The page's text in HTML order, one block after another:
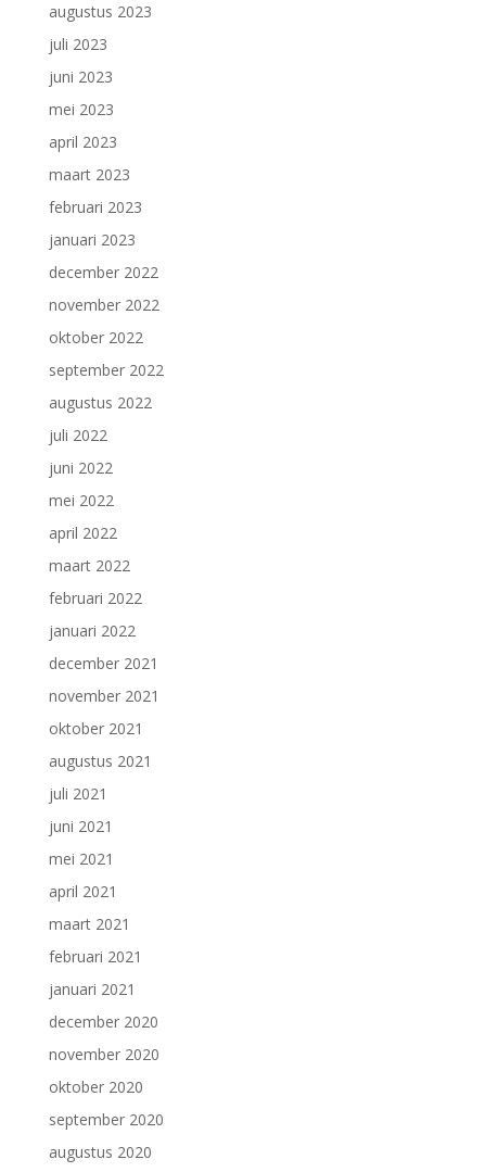
augustus 2023
juli 2023
juni 2023
mei 2023
april 2023
maart 2023
februari 2023
januari 2023
december 2022
november 2022
oktober 2022
september 2022
augustus 2022
juli 2022
juni 2022
mei 2022
april 2022
maart 2022
februari 2022
januari 2022
december 2021
november 2021
oktober 2021
augustus 2021
juli 2021
juni 2021
mei 2021
april 2021
maart 2021
februari 2021
januari 2021
december 2020
november 2020
oktober 2020
september 2020
augustus 2020